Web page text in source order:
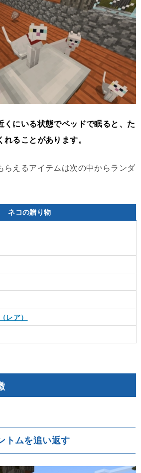
くにいる状態でベッドで眠ると、た
ることがあります。
らえるアイテムは次の中からランダ
ネコの贈り物
レア）
トムを追い返す